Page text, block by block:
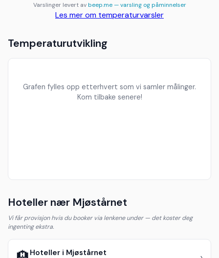
Varslinger levert avbeep.me — varsling og påminnelser
Les mer om temperaturvarsler
Temperaturutvikling
Grafen fylles opp etterhvert som vi samler målinger.
Kom tilbake senere!
Hoteller nær Mjøstårnet
Vi får provisjon hvis du booker via lenkene under — det koster deg
ingenting ekstra.
Hoteller i Mjøstårnet